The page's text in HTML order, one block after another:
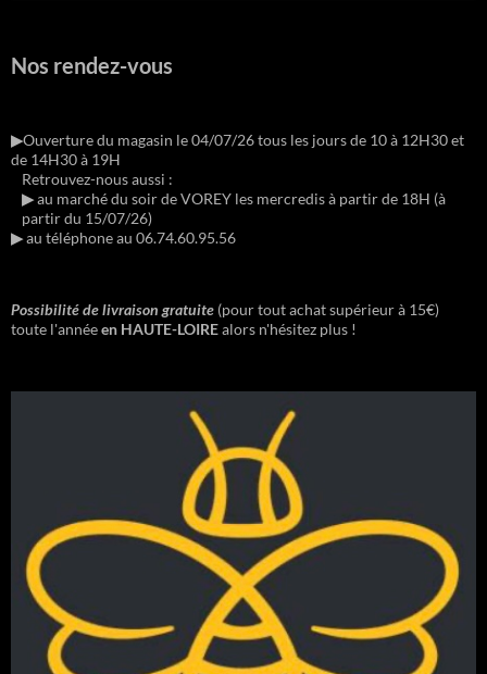
Nos rendez-vous
▶︎Ouverture du magasin le 04/07/26 tous les jours de 10 à 12H30 et
de 14H30 à 19H
Retrouvez-nous aussi :
▶︎au marché du soir de VOREY les mercredis à partir de 18H (à
partir du 15/07/26)
▶︎au téléphone au 06.74.60.95.56
Possibilité de livraison gratuite (pour tout achat supérieur à 15€)
toute l'annéeen HAUTE-LOIREalors n'hésitez plus !